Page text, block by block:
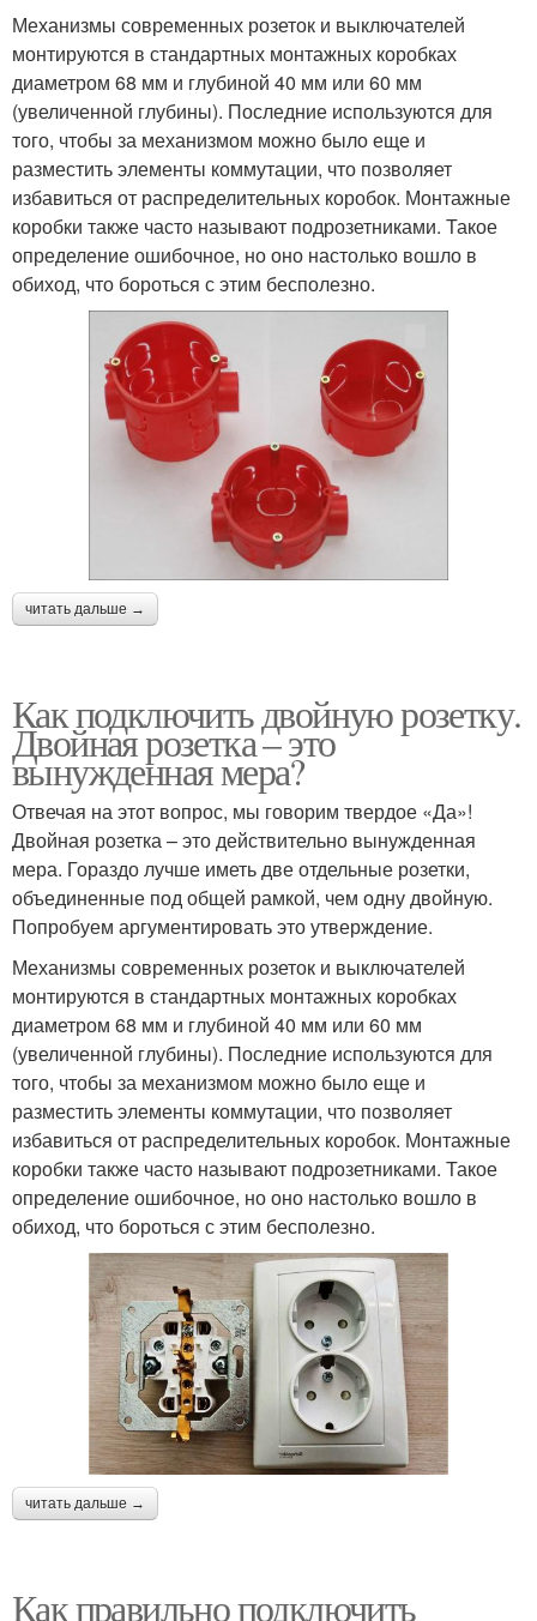
Механизмы современных розеток и выключателей
монтируются в стандартных монтажных коробках
диаметром 68 мм и глубиной 40 мм или 60 мм
(увеличенной глубины). Последние используются для
того, чтобы за механизмом можно было еще и
разместить элементы коммутации, что позволяет
избавиться от распределительных коробок. Монтажные
коробки также часто называют подрозетниками. Такое
определение ошибочное, но оно настолько вошло в
обиход, что бороться с этим бесполезно.
читать дальше →
Как подключить двойную розетку.
Двойная розетка – это
вынужденная мера?
Отвечая на этот вопрос, мы говорим твердое «Да»!
Двойная розетка – это действительно вынужденная
мера. Гораздо лучше иметь две отдельные розетки,
объединенные под общей рамкой, чем одну двойную.
Попробуем аргументировать это утверждение.
Механизмы современных розеток и выключателей
монтируются в стандартных монтажных коробках
диаметром 68 мм и глубиной 40 мм или 60 мм
(увеличенной глубины). Последние используются для
того, чтобы за механизмом можно было еще и
разместить элементы коммутации, что позволяет
избавиться от распределительных коробок. Монтажные
коробки также часто называют подрозетниками. Такое
определение ошибочное, но оно настолько вошло в
обиход, что бороться с этим бесполезно.
читать дальше →
Как правильно подключить